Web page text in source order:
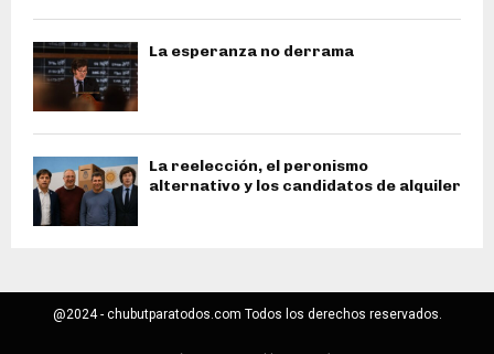
La esperanza no derrama
La reelección, el peronismo
alternativo y los candidatos de alquiler
@2024 - chubutparatodos.com Todos los derechos reservados.